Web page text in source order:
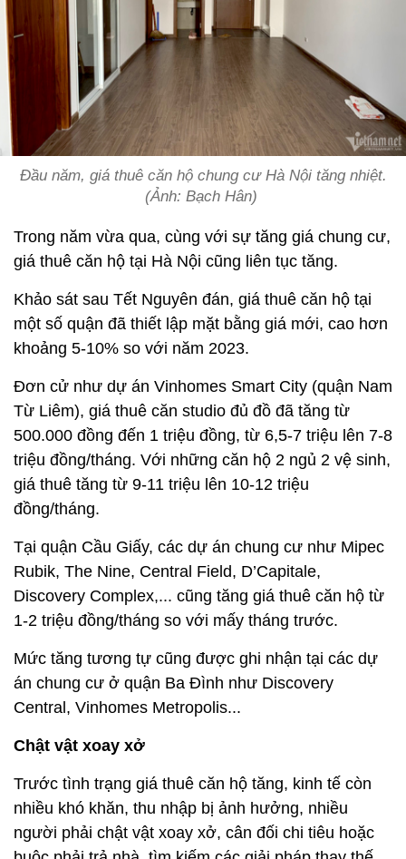
Đầu năm, giá thuê căn hộ chung cư Hà Nội tăng nhiệt.
(Ảnh: Bạch Hân)
Trong năm vừa qua, cùng với sự tăng giá chung cư,
giá thuê căn hộ tại Hà Nội cũng liên tục tăng.
Khảo sát sau Tết Nguyên đán, giá thuê căn hộ tại
một số quận đã thiết lập mặt bằng giá mới, cao hơn
khoảng 5-10% so với năm 2023.
Đơn cử như dự án Vinhomes Smart City (quận Nam
Từ Liêm), giá thuê căn studio đủ đồ đã tăng từ
500.000 đồng đến 1 triệu đồng, từ 6,5-7 triệu lên 7-8
triệu đồng/tháng. Với những căn hộ 2 ngủ 2 vệ sinh,
giá thuê tăng từ 9-11 triệu lên 10-12 triệu
đồng/tháng.
Tại quận Cầu Giấy, các dự án chung cư như Mipec
Rubik, The Nine, Central Field, D’Capitale,
Discovery Complex,... cũng tăng giá thuê căn hộ từ
1-2 triệu đồng/tháng so với mấy tháng trước.
Mức tăng tương tự cũng được ghi nhận tại các dự
án chung cư ở quận Ba Đình như Discovery
Central, Vinhomes Metropolis...
Chật vật xoay xở
Trước tình trạng giá thuê căn hộ tăng, kinh tế còn
nhiều khó khăn, thu nhập bị ảnh hưởng, nhiều
người phải chật vật xoay xở, cân đối chi tiêu hoặc